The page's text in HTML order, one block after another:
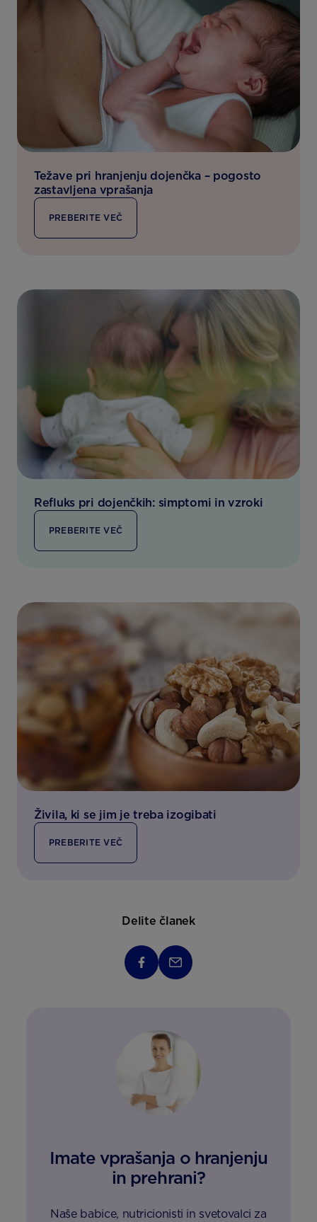
Težave pri hranjenju dojenčka – pogosto
zastavljena vprašanja
PREBERITE VEČ
Refluks pri dojenčkih: simptomi in vzroki
PREBERITE VEČ
Živila, ki se jim je treba izogibati
PREBERITE VEČ
Delite članek
Imate vprašanja o hranjenju
in prehrani?
Naše babice, nutricionisti in svetovalci za